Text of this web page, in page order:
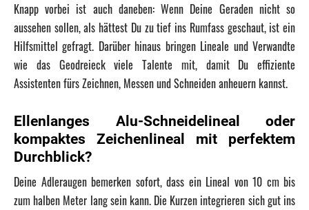
Knapp vorbei ist auch daneben: Wenn Deine Geraden nicht so
aussehen sollen, als hättest Du zu tief ins Rumfass geschaut, ist ein
Hilfsmittel gefragt. Darüber hinaus bringen Lineale und Verwandte
wie das Geodreieck viele Talente mit, damit Du effiziente
Assistenten fürs Zeichnen, Messen und Schneiden anheuern kannst.
Ellenlanges Alu-Schneidelineal oder
kompaktes Zeichenlineal mit perfektem
Durchblick?
Deine Adleraugen bemerken sofort, dass ein Lineal von 10 cm bis
zum halben Meter lang sein kann. Die Kurzen integrieren sich gut ins